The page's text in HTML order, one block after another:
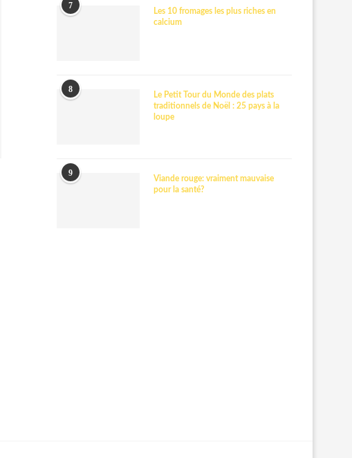
7
Les 10 fromages les plus riches en
calcium
8
Le Petit Tour du Monde des plats
traditionnels de Noël : 25 pays à la
loupe
9
Viande rouge: vraiment mauvaise
pour la santé?